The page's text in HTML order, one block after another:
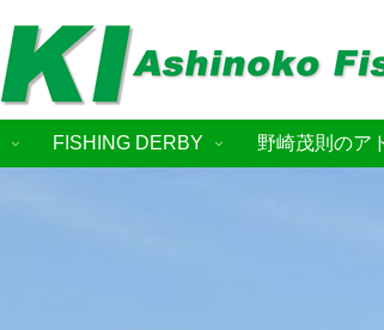
FISHING DERBY 野崎茂則のア